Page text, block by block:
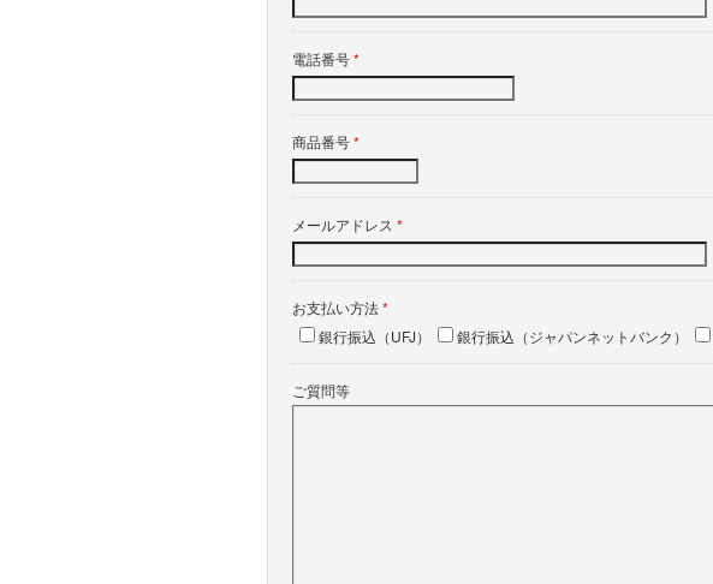
電話番号*
商品番号*
メールアドレス *
お支払い方法*
銀行振込（UFJ）
銀行振込（ジャパンネットバンク）
ご質問等